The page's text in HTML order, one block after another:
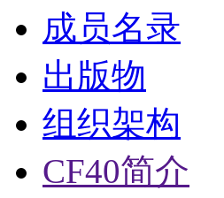
成员名录
出版物
组织架构
CF40简介